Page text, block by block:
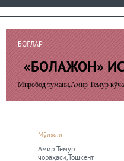
БОҒЛАР
«БОЛАЖОН»
Миробод тумани,Амир Темур
Мўлжал
Амир Темур
чораҳаси,Тошкент